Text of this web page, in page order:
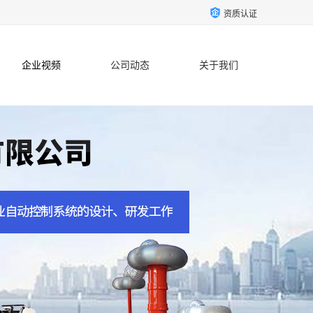
资质认证
企业视频 公司动态 关于我们